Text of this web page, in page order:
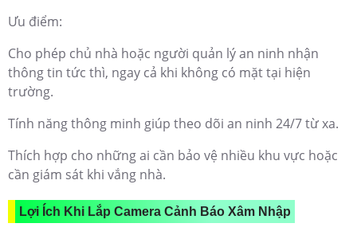
Ưu điểm:
Cho phép chủ nhà hoặc người quản lý an ninh nhận
thông tin tức thì, ngay cả khi không có mặt tại hiện
trường.
Tính năng thông minh giúp theo dõi an ninh 24/7 từ xa.
Thích hợp cho những ai cần bảo vệ nhiều khu vực hoặc
cần giám sát khi vắng nhà.
Lợi Ích Khi Lắp Camera Cảnh Báo Xâm Nhập